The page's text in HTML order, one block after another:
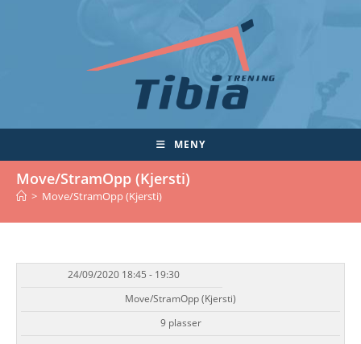
MENY
Move/StramOpp (Kjersti)
> Move/StramOpp (Kjersti)
DATO/TID EVENT TILGJENGELIGHET
24/09/2020 18:45 - 19:30
Move/StramOpp (Kjersti)
9 plasser